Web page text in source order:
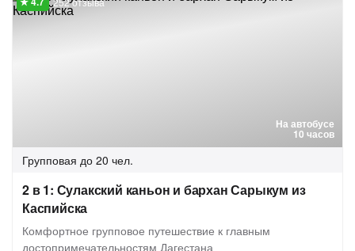
На автобусе
10 часов
Групповая до 20 чел.
2 в 1: Сулакский каньон и бархан Сарыкум из
Каспийска
Комфортное групповое путешествие к главным
достопримечательностям Дагестана